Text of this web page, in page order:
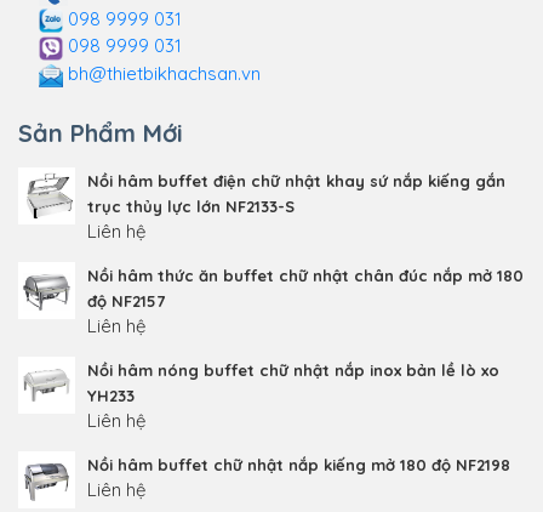
098 9999 031
098 9999 031
bh@thietbikhachsan.vn
Sản Phẩm Mới
Nồi hâm buffet điện chữ nhật khay sứ nắp kiếng gắn
trục thủy lực lớn NF2133-S
Liên hệ
Nồi hâm thức ăn buffet chữ nhật chân đúc nắp mở 180
độ NF2157
Liên hệ
Nồi hâm nóng buffet chữ nhật nắp inox bản lề lò xo
YH233
Liên hệ
Nồi hâm buffet chữ nhật nắp kiếng mở 180 độ NF2198
Liên hệ